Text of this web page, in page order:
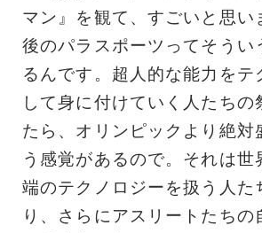
マン』を観て、すごいと思い
後のパラスポーツってそうい
るんです。超人的な能力をテ
して身に付けていく人たちの
たら、オリンピックより絶対
う感覚があるので。それは世
端のテクノロジーを扱う人た
り、さらにアスリートたちの